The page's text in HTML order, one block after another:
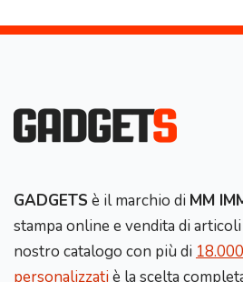
GADGETS è il marchio di MM
stampa online e vendita di
nostro catalogo con più di
personalizzatiè la scelta